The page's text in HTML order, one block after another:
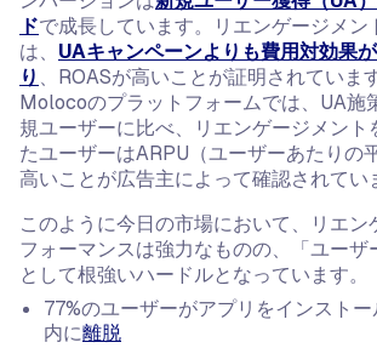
ドで成長しています。リエンゲージメン
は、 UAキャンペーンよりも費用対効果
り 、ROASが高いことが証明されていま
Molocoのプラットフォームでは、UA施
規ユーザーに比べ、リエンゲージメント
たユーザーはARPU（ユーザーあたりの
高いことが広告主によって確認されてい
このように今日の市場において、リエン
フォーマンスは強力なものの、「ユーザ
として根強いハードルとなっています。
77%のユーザーがアプリをインスト
内に離脱